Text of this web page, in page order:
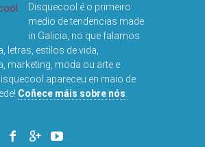
Disquecool é o primeiro
medio de tendencias made
in Galicia, no que falamos
letras, estilos de vida,
marketing, moda ou arte e
apareceu en maio de
Coñece máis sobre nós